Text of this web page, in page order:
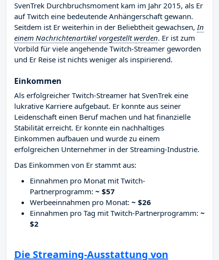
SvenTrek Durchbruchsmoment kam im Jahr 2015, als Er
auf Twitch eine bedeutende Anhängerschaft gewann.
Seitdem ist Er weiterhin in der Beliebtheit gewachsen,In
einem Nachrichtenartikel vorgestellt werden. Er ist zum
Vorbild für viele angehende Twitch-Streamer geworden
und Er Reise ist nichts weniger als inspirierend.
Einkommen
Als erfolgreicher Twitch-Streamer hat SvenTrek eine
lukrative Karriere aufgebaut. Er konnte aus seiner
Leidenschaft einen Beruf machen und hat finanzielle
Stabilität erreicht. Er konnte ein nachhaltiges
Einkommen aufbauen und wurde zu einem
erfolgreichen Unternehmer in der Streaming-Industrie.
Das Einkommen von Er stammt aus:
Einnahmen pro Monat mit Twitch-
Partnerprogramm: ~ $57
Werbeeinnahmen pro Monat: ~ $26
Einnahmen pro Tag mit Twitch-Partnerprogramm: ~
$2
Die Streaming-Ausstattung von